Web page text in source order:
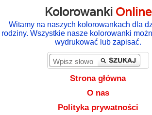
Kolorowanki Online
Witamy na naszych kolorowankach dla
rodziny. Wszystkie nasze kolorowanki
wydrukować lub zapisać.
Strona główna
O nas
Polityka prywatności